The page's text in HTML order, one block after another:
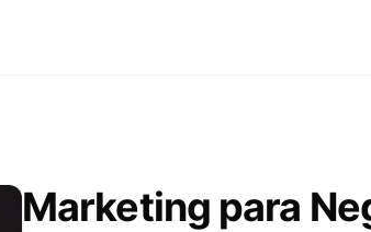
Marketing para